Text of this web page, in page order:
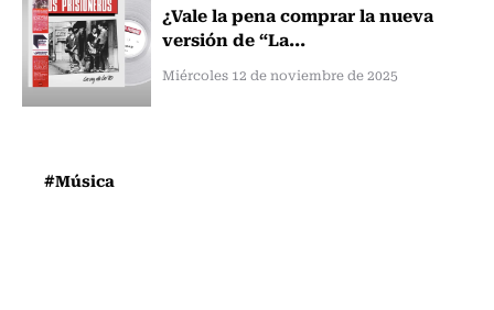
¿Vale la pena comprar la nueva
versión de “La...
Miércoles 12 de noviembre de 2025
#Música